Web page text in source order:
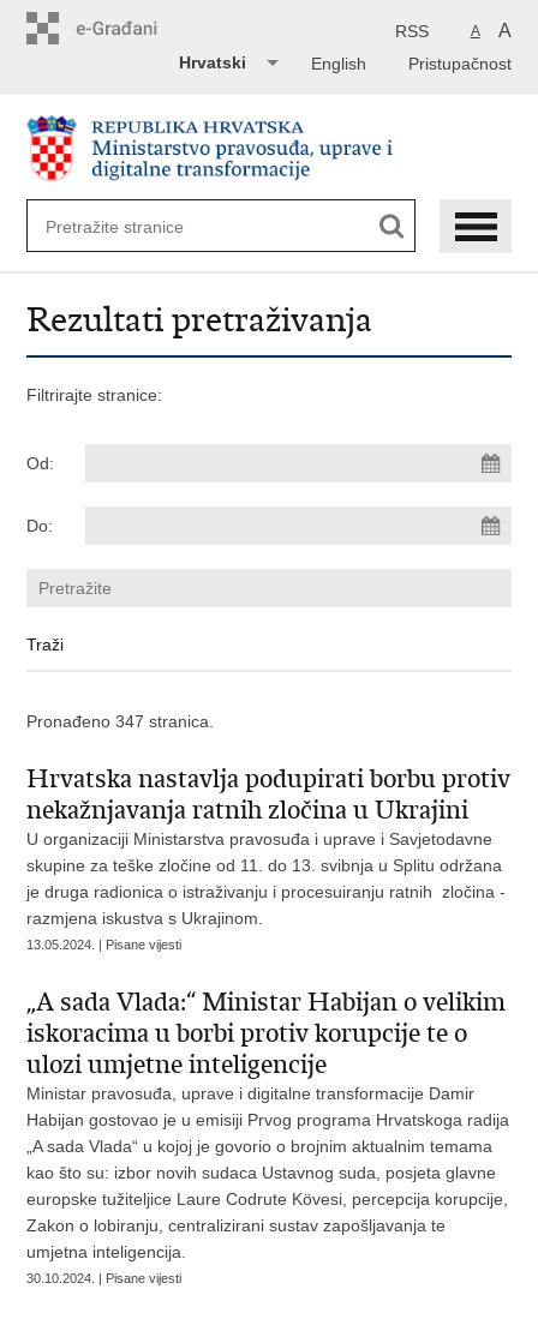
A A
RSS
Pristupačnost
English
Hrvatski
Rezultati pretraživanja
Filtrirajte stranice:
Od:
Do:
Pronađeno 347 stranica.
Hrvatska nastavlja podupirati borbu protiv
nekažnjavanja ratnih zločina u Ukrajini
U organizaciji Ministarstva pravosuđa i uprave i Savjetodavne
skupine za teške zločine od 11. do 13. svibnja u Splitu održana
je druga radionica o istraživanju i procesuiranju ratnih zločina -
razmjena iskustva s Ukrajinom.
13.05.2024. | Pisane vijesti
„A sada Vlada:“ Ministar Habijan o velikim
iskoracima u borbi protiv korupcije te o
ulozi umjetne inteligencije
Ministar pravosuđa, uprave i digitalne transformacije Damir
Habijan gostovao je u emisiji Prvog programa Hrvatskoga radija
„A sada Vlada“ u kojoj je govorio o brojnim aktualnim temama
kao što su: izbor novih sudaca Ustavnog suda, posjeta glavne
europske tužiteljice Laure Codrute Kövesi, percepcija korupcije,
Zakon o lobiranju, centralizirani sustav zapošljavanja te
umjetna inteligencija.
30.10.2024. | Pisane vijesti